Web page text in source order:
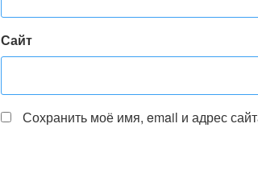
Сайт
Сохранить моё имя, email и адрес